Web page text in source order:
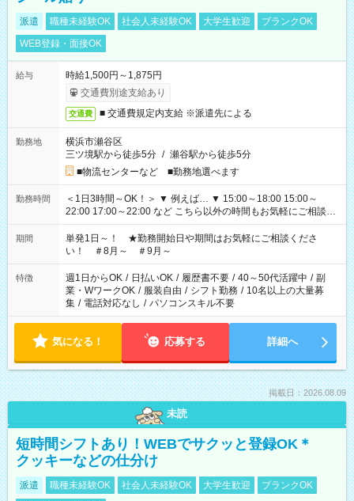
派遣 職種未経験OK 社会人未経験OK 大学生歓迎
ブランクOK
WEB登録・面接OK
給与
時給1,500円～1,875円
交通費別途支給あり
交通費 ■ 交通費規定内支給 ※派遣先による
勤務地
横浜市瀬谷区
三ツ境駅から徒歩5分 / 瀬谷駅から徒歩5分
■物流センターなど ■勤務地選べます
勤務時間
＜1日3時間～OK！＞ ▼ 例えば… ▼ 15:00～18:00 15:00～
22:00 17:00～22:00 など こちら以外の時間もお気軽にご相談く
ださい！
期間
単発1日～！ ★勤務開始日や期間はお気軽にご相談くださ
い！ ＃8月～ ＃9月～
特徴 週1日からOK / 日払いOK / 履歴書不要 / 40～50代活躍中 / 副
業・WワークOK / 服装自由 / シフト勤務 / 10名以上の大量募
集 / 電話対応なし / パソコンスキル不要
気になる！ 応募する 詳細へ
掲載日：2026.08.09
未読
短時間シフトあり！WEBでサクッと登録OK＊
クッキーなどの仕分け
派遣 職種未経験OK 社会人未経験OK 大学生歓迎
ブランクOK